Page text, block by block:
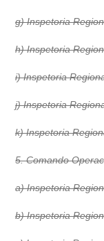
g) Inspetoria
h) Inspetoria
i) Inspetoria
j) Inspetoria
k) Inspetoria
5. Comando
a) Inspetoria
b) Inspetoria